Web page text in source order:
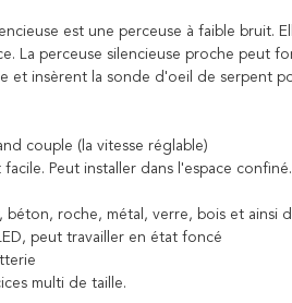
est une perceuse à faible
La perceuse silencieuse proche peut
et insèrent la sonde d'oeil de serpent
couple (la vitesse réglable)
Peut installer dans l'espace confiné.
béton, roche, métal, verre, bois et ainsi
peut travailler en état foncé
multi de taille.